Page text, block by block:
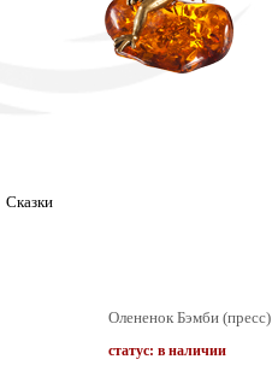
Сказки
Олененок Бэмби (пресс)
статус: в наличии